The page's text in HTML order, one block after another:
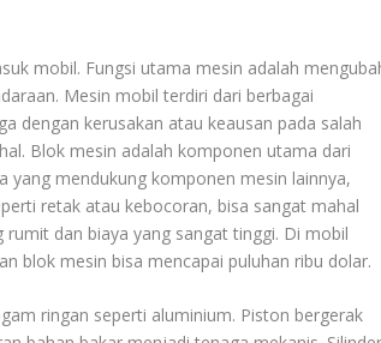
mobil. Fungsi utama mesin adalah
Mesin mobil terdiri dari berbagai
dengan kerusakan atau keausan pada salah
Blok mesin adalah komponen utama dari
yang mendukung komponen mesin lainnya,
retak atau kebocoran, bisa sangat mahal
dan biaya yang sangat tinggi. Di mobil
blok mesin bisa mencapai puluhan ribu dolar.
ringan seperti aluminium. Piston bergerak